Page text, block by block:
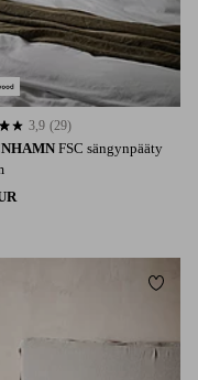
FSC sängynpääty
29 arvosanaan
3,9 (29)
Lisää